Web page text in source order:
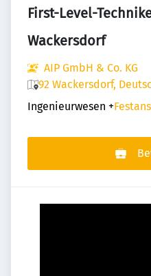
First-Level-
Wackersdorf
AIP GmbH & Co. KG
92 Wackersdorf,
Ingenieurwesen +